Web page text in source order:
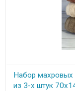
Набор махровых
из 3-х штук